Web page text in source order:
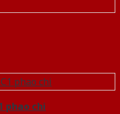
phao chi